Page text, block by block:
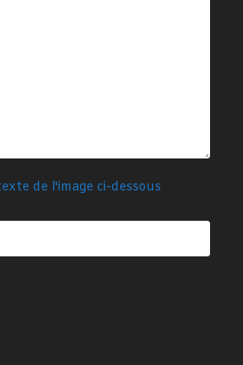
de l'image ci-dessous